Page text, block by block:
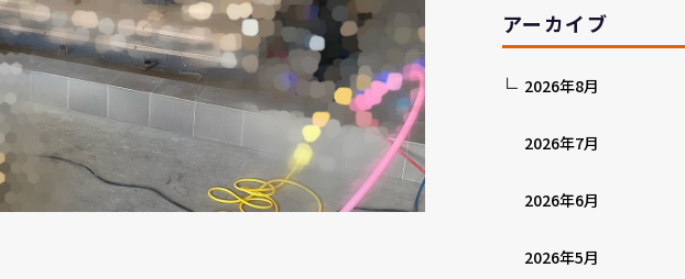
アーカイブ
2026年8月
2026年7月
2026年6月
2026年5月